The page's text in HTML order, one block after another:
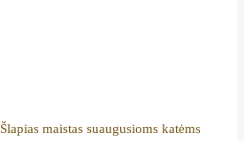
Šlapias maistas suaugusioms katėms